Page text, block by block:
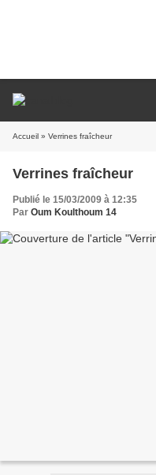
Accueil » Verrines fraîcheur
Verrines fraîcheur
Publié le 15/03/2009 à 12:35
Par Oum Koulthoum 14